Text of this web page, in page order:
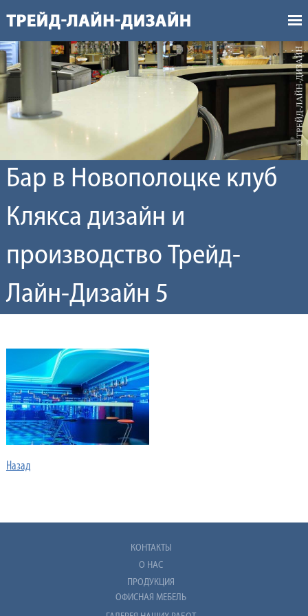
Бар в Новополоцке клуб
Клякса дизайн и
производство Трейд-
Лайн-Дизайн 5
Назад
КОНТАКТЫ
О НАС
ПРОДУКЦИЯ
ОФИСНАЯ МЕБЕЛЬ